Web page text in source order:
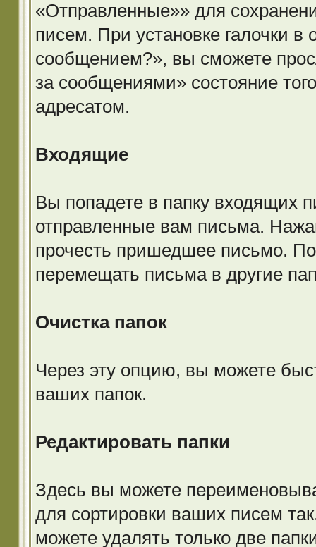
«Отправленные»» для
писем. При установке галочки
сообщением?», вы сможете
за сообщениями» состояние
адресатом.
Входящие
Вы попадете в папку входящих
отправленные вам письма.
прочесть пришедшее письмо.
перемещать письма в другие
Очистка папок
Через эту опцию, вы можете
ваших папок.
Редактировать папки
Здесь вы можете
для сортировки ваших писем
можете удалять только две